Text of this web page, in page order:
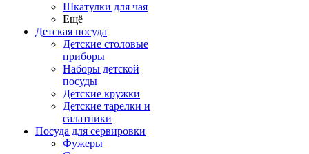
Шкатулки для чая
Ещё
Детская посуда
Детские столовые
приборы
Наборы детской
посуды
Детские кружки
Детские тарелки и
салатники
Посуда для сервировки
Фужеры